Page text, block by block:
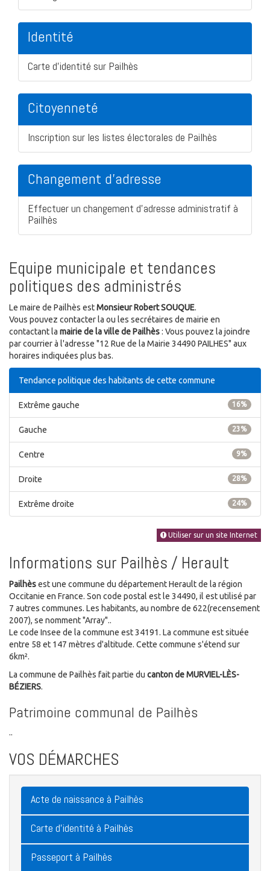
Identité
Carte d'identité sur Pailhès
Citoyenneté
Inscription sur les listes électorales de Pailhès
Changement d'adresse
Effectuer un changement d'adresse administratif à
Pailhès
Equipe municipale et tendances
politiques des administrés
Le maire de Pailhès estMonsieur Robert SOUQUE.
Vous pouvez contacter la ou les secrétaires de mairie en
contactant la mairie de la ville de Pailhès: Vous pouvez la joindre
par courrier à l'adresse "12 Rue de la Mairie 34490 PAILHES" aux
horaires indiquées plus bas.
Tendance politique des habitants de cette commune
16%
Extrême gauche
23%
Gauche
9%
Centre
28%
Droite
24%
Extrême droite
Utiliser sur un site Internet
Informations sur Pailhès / Herault
Pailhèsest une commune du département Herault de la région
Occitanie en France. Son code postal est le 34490, il est utilisé par
7 autres communes. Les habitants, au nombre de 622(recensement
2007), se nomment "Array"..
Le code Insee de la commune est 34191. La commune est située
entre 58 et 147 mètres d'altitude. Cette commune s'étend sur
6km².
La commune de Pailhès fait partie du canton de MURVIEL-LÈS-
BÉZIERS.
Patrimoine communal de Pailhès
..
VOS DÉMARCHES
Acte de naissance à Pailhès
Carte d'identité à Pailhès
Passeport à Pailhès